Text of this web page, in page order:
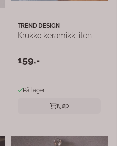
TREND DESIGN
Krukke keramikk liten
159,-
På lager
Kjøp